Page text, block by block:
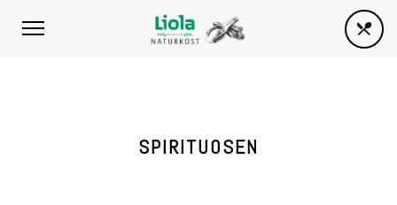
SPIRITUOSEN